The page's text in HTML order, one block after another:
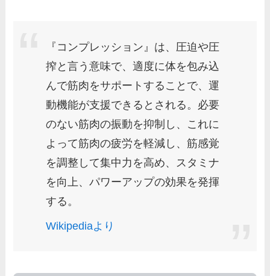
『コンプレッション』は、圧迫や圧
搾と言う意味で、適度に体を包み込
んで筋肉をサポートすることで、運
動機能が支援できるとされる。必要
のない筋肉の振動を抑制し、これに
よって筋肉の疲労を軽減し、筋感覚
を調整して集中力を高め、スタミナ
を向上、パワーアップの効果を発揮
する。
Wikipediaより